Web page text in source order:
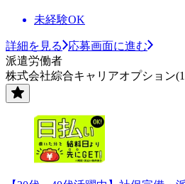
未経験OK
詳細を見る
応募画面に進む
派遣労働者
株式会社綜合キャリアオプション